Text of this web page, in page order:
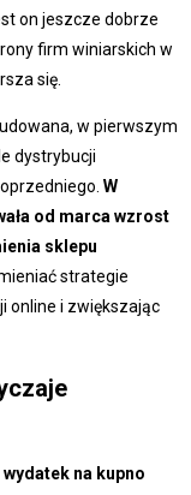
on jeszcze dobrze
firm winiarskich w
się.
w pierwszym
dystrybucji
W
od marca wzrost
sklepu
strategie
online i zwiększając
wydatek na kupno